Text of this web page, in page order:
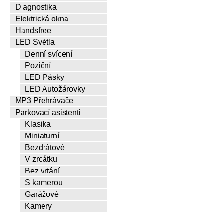
Diagnostika
Elektrická okna
Handsfree
LED Světla
Denní svícení
Poziční
LED Pásky
LED Autožárovky
MP3 Přehrávače
Parkovací asistenti
Klasika
Miniaturní
Bezdrátové
V zrcátku
Bez vrtání
S kamerou
Garážové
Kamery